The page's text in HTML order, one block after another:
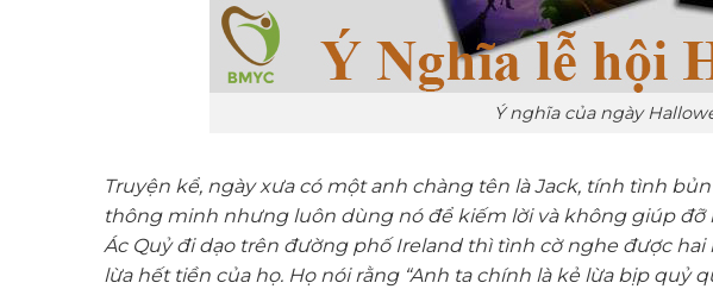
Ý nghĩa của ngày
Truyện kể, ngày xưa có một anh chàng tên là Jack, tính tình
thông minh nhưng luôn dùng nó để kiếm lời và không giúp
Ác Quỷ đi dạo trên đường phố Ireland thì tình cờ nghe được
lừa hết tiền của họ. Họ nói rằng “Anh ta chính là kẻ lừa bịp quỷ